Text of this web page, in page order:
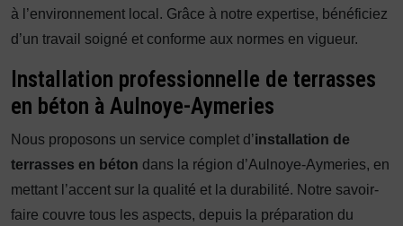
à l’environnement local. Grâce à notre expertise, bénéficiez
d’un travail soigné et conforme aux normes en vigueur.
Installation professionnelle de terrasses
en béton à Aulnoye-Aymeries
Nous proposons un service complet d’installation de
terrasses en béton dans la région d’Aulnoye-Aymeries, en
mettant l’accent sur la qualité et la durabilité. Notre savoir-
faire couvre tous les aspects, depuis la préparation du